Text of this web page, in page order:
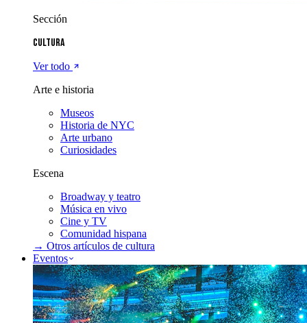
Sección
Cultura
Ver todo
Arte e historia
Museos
Historia de NYC
Arte urbano
Curiosidades
Escena
Broadway y teatro
Música en vivo
Cine y TV
Comunidad hispana
→ Otros artículos de cultura
Eventos